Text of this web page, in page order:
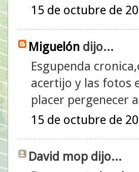
15 de octubre de
Miguelón dijo...
Esgupenda
acertijo y las fotos
placer pergenecer
15 de octubre de
David mop dijo...